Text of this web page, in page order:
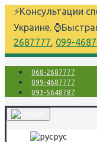
⚡Консультации
Украине.
2687777, 099-
068-2687777
099-4687777
093-5648787
рус